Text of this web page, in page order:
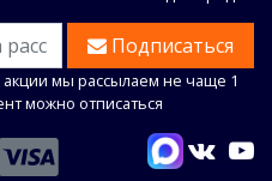
Подписаться
мы рассылаем не чаще 1
можно отписаться